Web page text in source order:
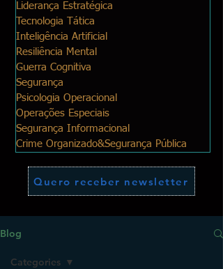
Liderança Estratégica
Tecnologia Tática
Inteligência Artificial
Resiliência Mental
Guerra Cognitiva
Segurança
Psicologia Operacional
Operações Especiais
Segurança Informacional
Crime Organizado&Segurança Pública
Quero receber newsletter
Blog
Categories